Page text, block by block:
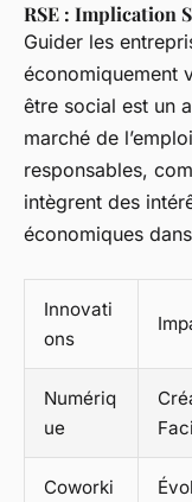
RSE : Implication
Guider les
économiquement
être social est un
marché de
responsables,
intègrent des
économiques
Innovati
ons
Numériq
ue
Coworki